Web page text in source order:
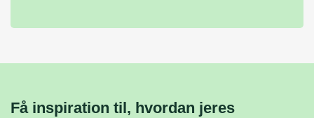
Få inspiration til, hvordan jeres